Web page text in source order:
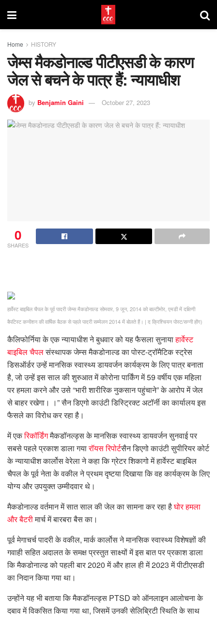
Home HISTORY
जेम्स मैकडोनाल्ड पीटीएसडी के कारण
जेल से बचने के पात्र हैं: न्यायाधीश
by Benjamin Gaini October 27, 2023
0
SHARES
हार्वेस्ट बाइबिल चैपल के पूर्व पादरी जेम्स मैकडोनाल्ड सोमवार, 9 जून, 2014 को बाल्टीमोर, एमडी में दक्षिणी
बैपटिस्ट कन्वेंशन की वार्षिक बैठक से पहले पादरी सम्मेलन 2014 में बोलते हैं। | द क्रिश्चियन पोस्ट/सन्नी होंग)
कैलिफोर्निया के एक न्यायाधीश ने बुधवार को यह फैसला सुनायाहार्वेस्ट
बाइबिल चैपलसंस्थापक जेम्स मैकडोनाल्ड का पोस्ट-ट्रॉमैटिक स्ट्रेस
डिसऑर्डर उन्हें मानसिक स्वास्थ्य डायवर्जन कार्यक्रम के लिए पात्र बनाता
है, जो उन्हें इस साल की शुरुआत में कोरोना पार्किंग में 59 वर्षीय एक महिला
पर हमला करने और उसे “भारी शारीरिक नुकसान पहुंचाने” के आरोप में जेल
से बाहर रखेगा। ।” सैन डिएगो काउंटी डिस्ट्रिक्ट अटॉर्नी का कार्यालय इस
फैसले का विरोध कर रहा है।
में एकरिकॉर्डिंगमैकडॉनल्ड्स के मानसिक स्वास्थ्य डायवर्जन सुनवाई पर
सबसे पहले प्रकाश डाला गयारॉयस रिपोर्टसैन डिएगो काउंटी सुपीरियर कोर्ट
के न्यायाधीश कार्लोस वेरेला ने कहा कि ग्रेटर शिकागो में हार्वेस्ट बाइबिल
चैपल के पूर्व नेता के वकील ने प्रथम दृष्टया दिखाया कि वह कार्यक्रम के लिए
योग्य और उपयुक्त उम्मीदवार थे।
मैकडोनाल्ड वर्तमान में सात साल की जेल का सामना कर रहा हैघोर हमला
और बैटरीमार्च में बारबरा बैस का।
पूर्व मेगाचर्च पादरी के वकील, मार्क कार्लोस ने मानसिक स्वास्थ्य विशेषज्ञों की
गवाही सहित अदालत के समक्ष प्रस्तुत साक्ष्यों में इस बात पर प्रकाश डाला
कि मैकडोनाल्ड को पहली बार 2020 में और हाल ही में 2023 में पीटीएसडी
का निदान किया गया था।
उन्होंने यह भी बताया कि मैकडॉनल्ड्स PTSD को ऑनलाइन आलोचना के
दबाव में विकसित किया गया था, जिसमें उनकी सेलिब्रिटी स्थिति के साथ